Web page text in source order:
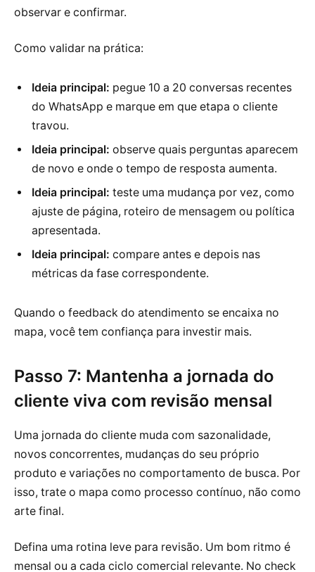
observar e confirmar.
Como validar na prática:
Ideia principal: pegue 10 a 20 conversas recentes
do WhatsApp e marque em que etapa o cliente
travou.
Ideia principal: observe quais perguntas aparecem
de novo e onde o tempo de resposta aumenta.
Ideia principal: teste uma mudança por vez, como
ajuste de página, roteiro de mensagem ou política
apresentada.
Ideia principal: compare antes e depois nas
métricas da fase correspondente.
Quando o feedback do atendimento se encaixa no
mapa, você tem confiança para investir mais.
Passo 7: Mantenha a jornada do
cliente viva com revisão mensal
Uma jornada do cliente muda com sazonalidade,
novos concorrentes, mudanças do seu próprio
produto e variações no comportamento de busca. Por
isso, trate o mapa como processo contínuo, não como
arte final.
Defina uma rotina leve para revisão. Um bom ritmo é
mensal ou a cada ciclo comercial relevante. No check